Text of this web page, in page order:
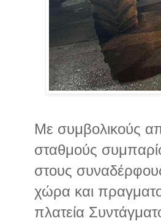
Με συμβολικούς
σταθμούς
στους
χώρα και
πλατεία